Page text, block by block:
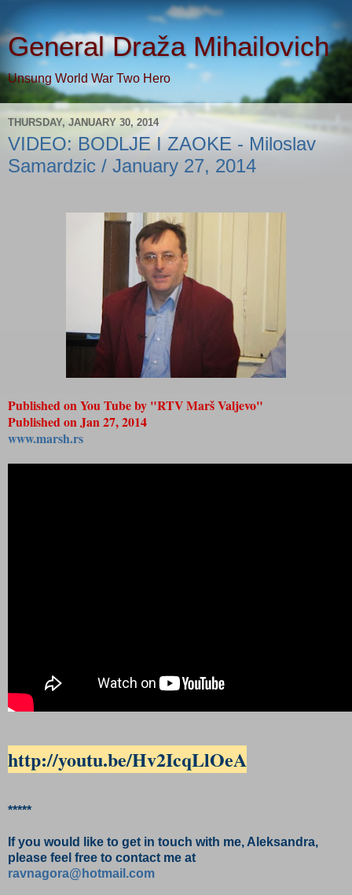
General Draža Mihailovich
Unsung World War Two Hero
THURSDAY, JANUARY 30, 2014
VIDEO: BODLJE I ZAOKE - Miloslav
Samardzic / January 27, 2014
Published on You Tube by "RTV Marš Valjevo"
Published onJan 27, 2014
www.marsh.rs
http://youtu.be/Hv2IcqLlOeA
*****
If you would like to get in touch with me, Aleksandra,
please feel free to contact me at
ravnagora@hotmail.com